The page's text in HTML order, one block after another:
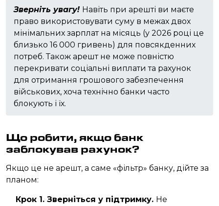
Зверніть увагу! Навіть при арешті ви маєте
право використовувати суму в межах двох
мінімальних зарплат на місяць (у 2026 році це
близько 16 000 гривень) для повсякденних
потреб. Також арешт не може повністю
перекривати соціальні виплати та рахунок
для отримання грошового забезпечення
військових, хоча технічно банки часто
блокують і їх.
Що робити, якщо банк
заблокував рахунок?
Якщо це не арешт, а саме «фільтр» банку, дійте за
планом:
Крок 1. Зверніться у підтримку. Не